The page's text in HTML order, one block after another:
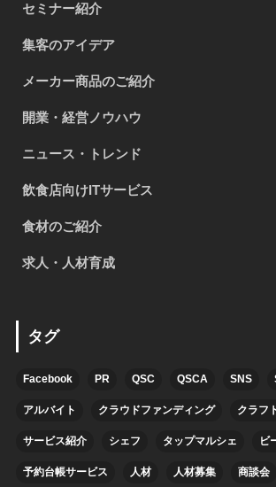
セミナー紹介
集客のアイデア
メーカー商品のご紹介
開業・経営ノウハウ
ニュース・トレンド
飲食店向けITサービス
食材のご紹介
求人・人材育成
タグ
Facebook PR QSC QSCA SNS
アルバイト クラウドファンディング クラフ
サービス紹介 シェフ タップマルシェ ビ
予約台帳サービス 人材 人材募集 商談会